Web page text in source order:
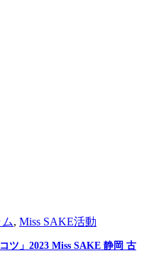
, Miss SAKE活動
ツ」2023 Miss SAKE 静岡 古